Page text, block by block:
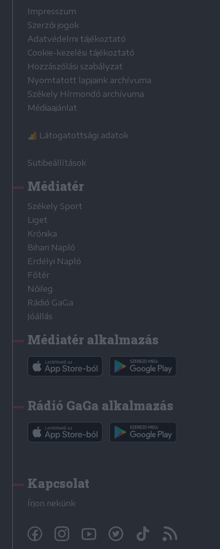
Impresszum
Szerzői jogok
Adatvédelmi tájékoztató
Cookie-kezelési tájékoztató
Hozzászólási szabályzat
Nyomtatott lapjaink archívuma
Székely Hírmondó archívuma
Médiaajánlat
Látogatottsági adatok
Sütibeállítások
Médiatér
Székely Sport
Liget
Krónika
Bihari Napló
Erdélyi Napló
Főtér
Nőileg
Rádió GaGa
Jóállás
Médiatér alkalmazás
Rádió GaGa alkalmazás
Kapcsolat
Írjon nekünk